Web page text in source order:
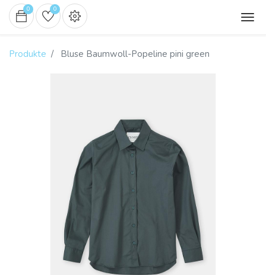
0 0
Produkte Bluse Baumwoll-Popeline pini green